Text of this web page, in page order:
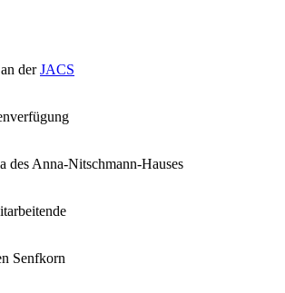
derJACS
des Anna-Nitschmann-Hauses
Senfkorn